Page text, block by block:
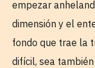
empezar
dimensión y el
fondo que trae la
difícil, sea